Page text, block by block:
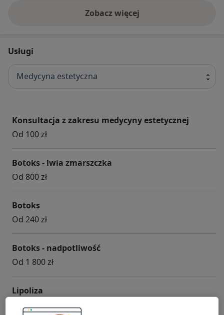
nim jesteśmy w stanie rozwiązać każdy problem
estetyczny.
Zobacz więcej
Usługi
Medycyna estetyczna
Konsultacja z zakresu medycyny estetycznej
Od 100 zł
Botoks - lwia zmarszczka
Od 800 zł
Botoks
Od 240 zł
Botoks - nadpotliwość
Od 1 800 zł
Lipoliza
Od 500 zł